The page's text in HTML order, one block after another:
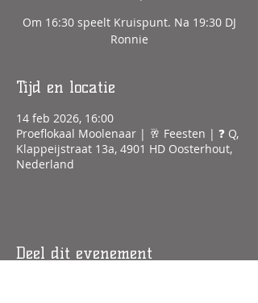
Om 16:30 speelt Kruispunt. Na 19:30 DJ
Ronnie
Tijd en locatie
14 feb 2026, 16:00
Proeflokaal Moolenaar | 🥂 Feesten | ❓ Q,
Klappeijstraat 13a, 4901 HD Oosterhout,
Nederland
Deel dit evenement